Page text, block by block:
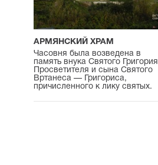
АРМЯНСКИЙ ХРАМ
Часовня была возведена в
память внука Святого Григория
Просветителя и сына Святого
Вртанеса — Григориса,
причисленного к лику святых.